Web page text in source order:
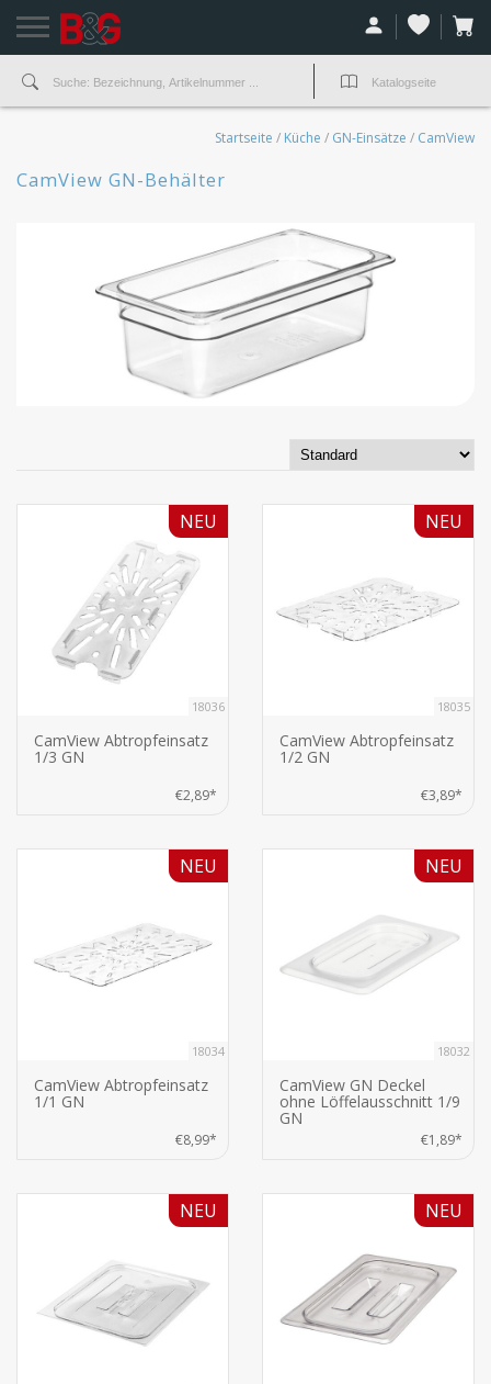
Startseite / Küche / GN-Einsätze / CamView
CamView GN-Behälter
18036
CamView Abtropfeinsatz
1/3 GN
€2,89*
NEU
18035
CamView Abtropfeinsatz
1/2 GN
€3,89*
NEU
18034
CamView Abtropfeinsatz
1/1 GN
€8,99*
NEU
18032
CamView GN Deckel
ohne Löffelausschnitt 1/9
GN
€1,89*
NEU
NEU NEU